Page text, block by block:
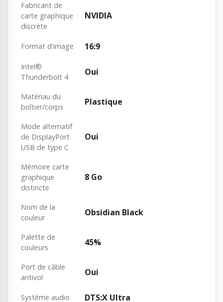
Fabricant de
carte graphique
discrète
NVIDIA
Format d'image 16:9
Intel®
Thunderbolt 4
Oui
Matériau du
boîtier/corps
Plastique
Mode alternatif
de DisplayPort
USB de type C
Oui
Mémoire carte
graphique
distincte
8 Go
Nom de la
couleur
Obsidian Black
Palette de
couleurs
45%
Port de câble
antivol
Oui
Système audio DTS:X Ultra